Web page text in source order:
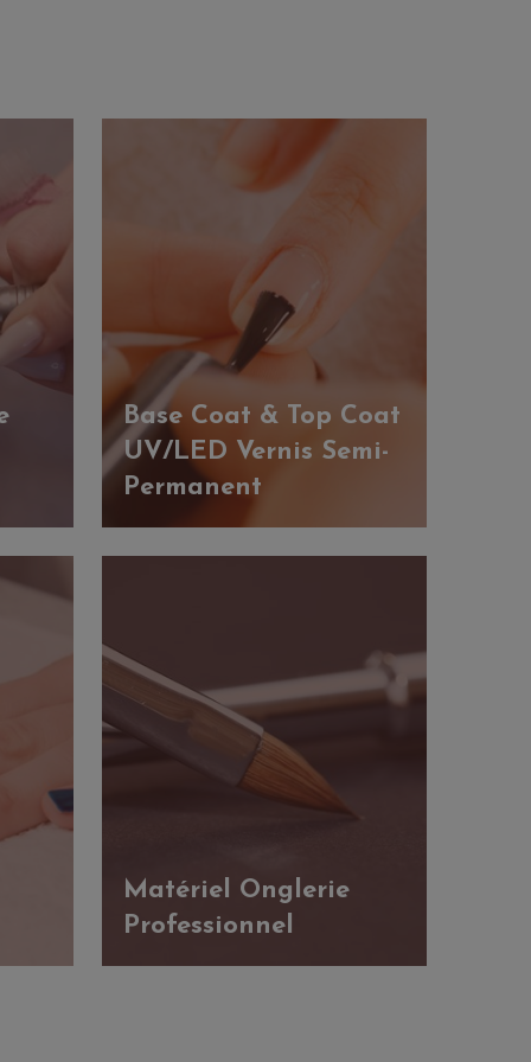
Base Coat & Top Coat
UV/LED Vernis Semi-
Permanent
Matériel Onglerie
Professionnel